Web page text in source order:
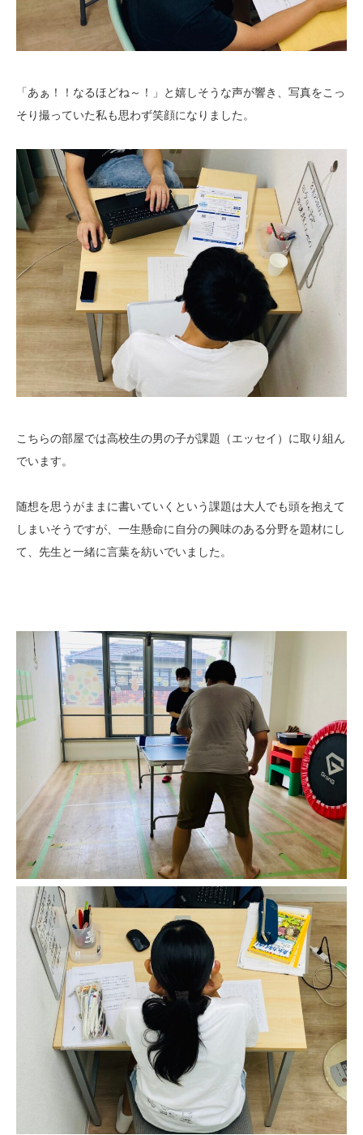
「あぁ！！なるほどね～！」と嬉しそうな声が響き、写真をこっ
そり撮っていた私も思わず笑顔になりました。
こちらの部屋では高校生の男の子が課題（エッセイ）に取り組ん
でいます。
随想を思うがままに書いていくという課題は大人でも頭を抱えて
しまいそうですが、一生懸命に自分の興味のある分野を題材にし
て、先生と一緒に言葉を紡いでいました。